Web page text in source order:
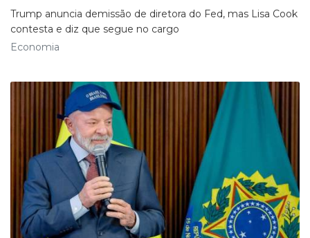
Trump anuncia demissão de diretora do Fed, mas Lisa Cook
contesta e diz que segue no cargo
Economia